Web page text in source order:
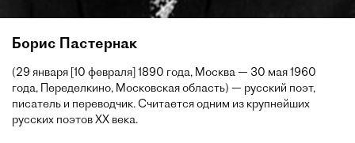
Борис Пастернак
(29 января [10 февраля] 1890 года, Москва — 30 мая 1960
года, Переделкино, Московская область) — русский поэт,
писатель и переводчик. Считается одним из крупнейших
русских поэтов XX века.